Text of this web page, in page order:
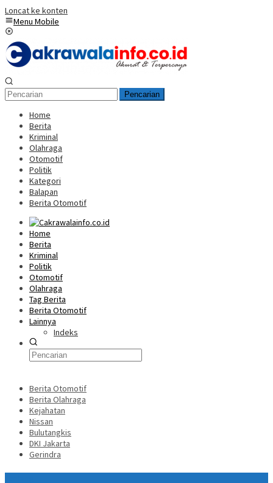
Loncat ke konten
Menu Mobile
Pencarian
Home
Berita
Kriminal
Olahraga
Otomotif
Politik
Kategori
Balapan
Berita Otomotif
Home
Berita
Kriminal
Politik
Otomotif
Olahraga
Tag Berita
Berita Otomotif
Lainnya
Indeks
Berita Otomotif
Berita Olahraga
Kejahatan
Nissan
Bulutangkis
DKI Jakarta
Gerindra